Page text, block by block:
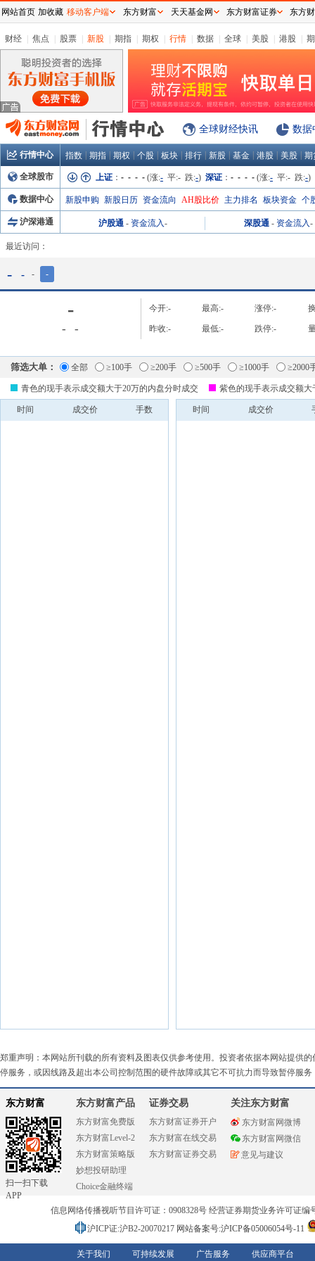
财经 焦点 股票 新股 期指 期权 行情 数据 全球 美股 港股
全球财经快讯 数据
行情中心 指数 期指 期权 个股 板块 排行 新股 基金 港股 美股 期
全球股市 上证 ： - - - - (涨:- 平:- 跌:-) 深证 ： - - - - (涨:- 平:- 跌:-)
数据中心 新股申购 新股日历 资金流向 AH股比价 主力排名 板块资金 个
沪深港通 沪股通 - 资金流入- 深股通 - 资金流入-
最近访问：
- - - -
-
- -
今开:- 最高:- 涨停:-
昨收:- 最低:- 跌停:-
筛选大单： 全部 ≥100手 ≥200手 ≥500手 ≥1000手 ≥2000
青色的现手表示成交额大于20万的内盘分时成交 紫色的现手表示成交额
时间 成交价 手数 时间 成交价
郑重声明：本网站所刊载的所有资料及图表仅供参考使用。投资者依据本网站提供
停服务，或因线路及超出本公司控制范围的硬件故障或其它不可抗力而导致暂停服
东方财富
扫一扫下载
APP
东方财富产品
东方财富免费版
东方财富Level-2
东方财富策略版
妙想投研助理
Choice金融终端
证券交易
东方财富证券开户
东方财富在线交易
东方财富证券交易
关注东方财富
东方财富网微博
东方财富网微信
意见与建议
信息网络传播视听节目许可证：0908328号 经营证券期货业务许可证编
沪ICP证:沪B2-20070217 网站备案号:沪ICP备05006054号-11
关于我们 可持续发展 广告服务 供应商平台
网站首页 加收藏 移动客户端 东方财富 天天基金网 东方财富证券 东方